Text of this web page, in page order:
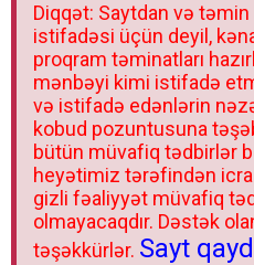
Diqqət: Saytdan və
istifadəsi üçün deyil,
proqram təminatları
mənbəyi kimi istifadə
və istifadə edənlərin
kobud pozuntusuna
bütün müvafiq tədbirlər
heyətimiz tərəfindən icra
gizli fəaliyyət müvafiq
olmayacaqdır. Dəstək
təşəkkürlər. Sayt